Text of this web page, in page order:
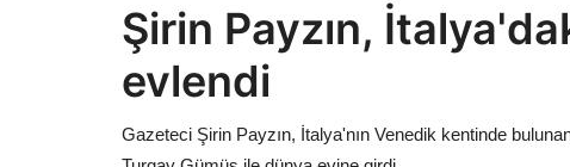
Şirin Payzın,
evlendi
Gazeteci Şirin Payzın, İtalya'nın Venedik kentinde